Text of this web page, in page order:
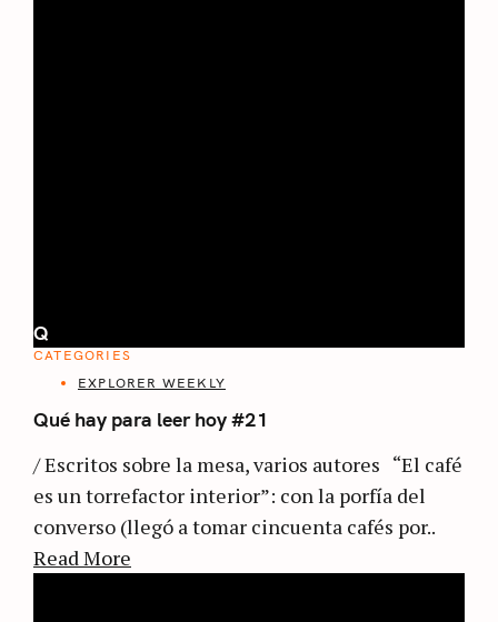
Q
CATEGORIES
EXPLORER WEEKLY
Qué hay para leer hoy #21
/ Escritos sobre la mesa, varios autores “El café
es un torrefactor interior”: con la porfía del
converso (llegó a tomar cincuenta cafés por..
Read More